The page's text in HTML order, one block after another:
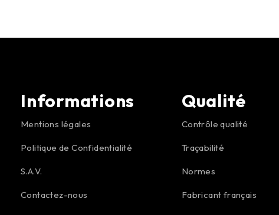
Informations
Mentions légales
Politique de Confidentialité
S.A.V.
Contactez-nous
Qualité
Contrôle qualité
Traçabilité
Normes
Fabricant français